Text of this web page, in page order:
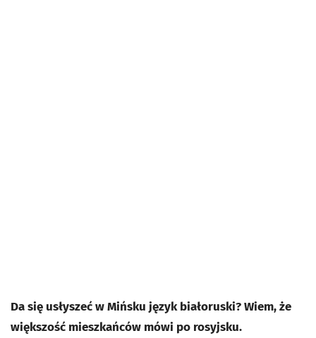
Da się usłyszeć w Mińsku język białoruski? Wiem, że
większość mieszkańców mówi po rosyjsku.